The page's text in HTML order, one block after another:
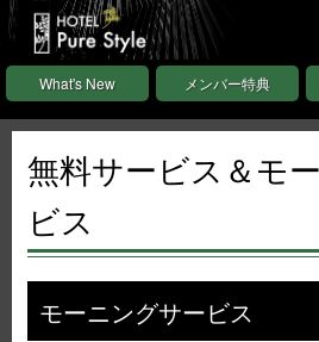
What's New メンバー特典
無料サービス＆モ
ビス
モーニングサービス